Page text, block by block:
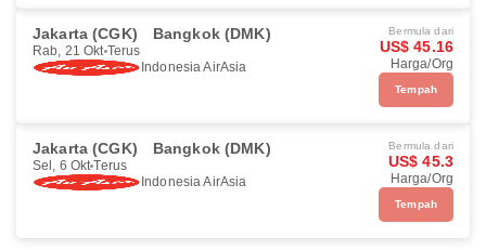
Jakarta (CGK) Bangkok (DMK)
Rab, 21 Okt Terus
Indonesia AirAsia
Bermula dari
US$ 45.16
Harga/Org
Tempah
Jakarta (CGK) Bangkok (DMK)
Sel, 6 Okt Terus
Indonesia AirAsia
Bermula dari
US$ 45.3
Harga/Org
Tempah